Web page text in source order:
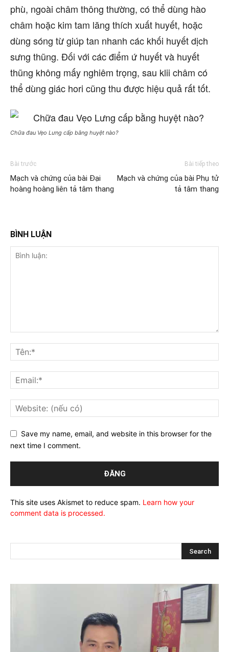
phù, ngoài châm thông thường, có thể dùng hào
châm hoặc kim tam lăng thích xuất huyết, hoặc
dùng sóng từ giúp tan nhanh các khối huyết dịch
sưng thũng. Đối với các điểm ứ huyết và huyết
thũng không mấy nghiêm trọng, sau klii châm có
thể dùng giác hori cũng thu được hiệu quả rất tốt.
Chữa đau Vẹo Lưng cấp bằng huyệt nào?
Bài trước
Mạch và chứng của bài Đại
hoàng hoàng liên tả tâm thang
Bài tiếp theo
Mạch và chứng của bài Phụ tử
tả tâm thang
BÌNH LUẬN
Save my name, email, and website in this browser for the
next time I comment.
This site uses Akismet to reduce spam. Learn how your
comment data is processed.